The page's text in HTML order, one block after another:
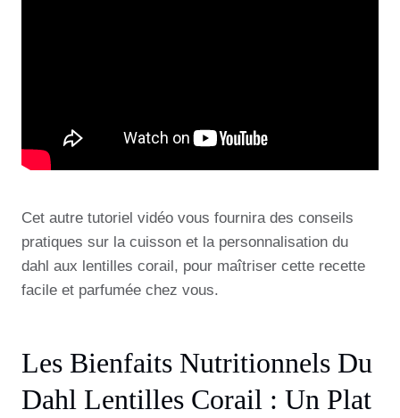
Cet autre tutoriel vidéo vous fournira des conseils
pratiques sur la cuisson et la personnalisation du
dahl aux lentilles corail, pour maîtriser cette recette
facile et parfumée chez vous.
Les Bienfaits Nutritionnels Du
Dahl Lentilles Corail : Un Plat